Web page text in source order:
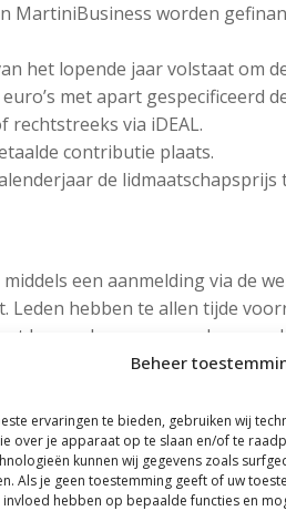
Beheer
ervaringen te bieden, gebruiken wij
over je apparaat op te slaan en/of te
kunnen wij gegevens zoals
Als je geen toestemming geeft of uw
invloed hebben op bepaalde functies en
worden
het lopende jaar volstaat om
met apart gespecificeerd
via iDEAL.
contributie plaats.
de lidmaatschapsprijs
een aanmelding via de
hebben te allen tijde
hoeveel personen er kan
of op factuur.
MartiniBusiness zich het
doorgeven tot 48 uur
zonder enige uitleg, een